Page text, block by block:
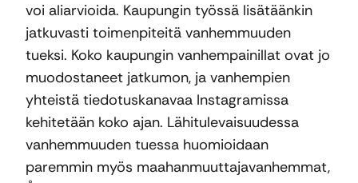
voi aliarvioida. Kaupungin työssä lisätäänkin
jatkuvasti toimenpiteitä vanhemmuuden
tueksi. Koko kaupungin vanhempainillat ovat jo
muodostaneet jatkumon, ja vanhempien
yhteistä tiedotuskanavaa Instagramissa
kehitetään koko ajan. Lähitulevaisuudessa
vanhemmuuden tuessa huomioidaan
paremmin myös maahanmuuttajavanhemmat,